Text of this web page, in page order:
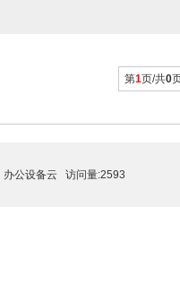
第1页/共0
办公设备云 访问量:2593